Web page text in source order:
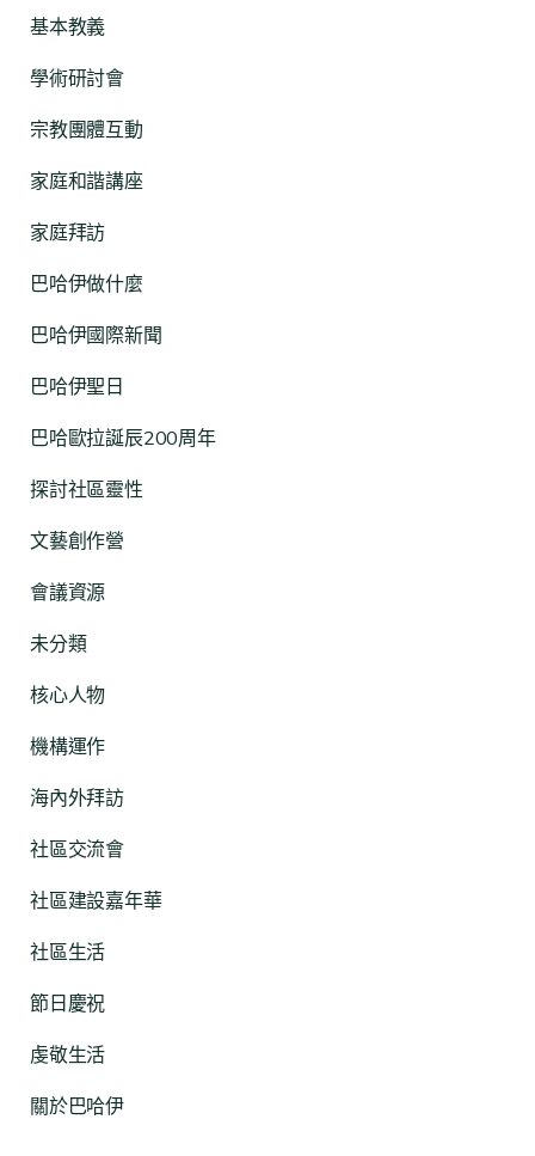
基本教義
學術研討會
宗教團體互動
家庭和諧講座
家庭拜訪
巴哈伊做什麼
巴哈伊國際新聞
巴哈伊聖日
巴哈歐拉誕辰200周年
探討社區靈性
文藝創作營
會議資源
未分類
核心人物
機構運作
海內外拜訪
社區交流會
社區建設嘉年華
社區生活
節日慶祝
虔敬生活
關於巴哈伊